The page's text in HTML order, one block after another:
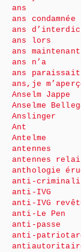
ans
ans condamnée
ans
ans lors
ans maintenant
ans n’a
ans paraissait
ans,je
Anselm Jappe
Anselme
Anslinger
Ant
Antelme
antennes
antennes
anthologie
anti-
anti-IVG
anti-IVG
anti-Le Pen
anti-passe
anti-